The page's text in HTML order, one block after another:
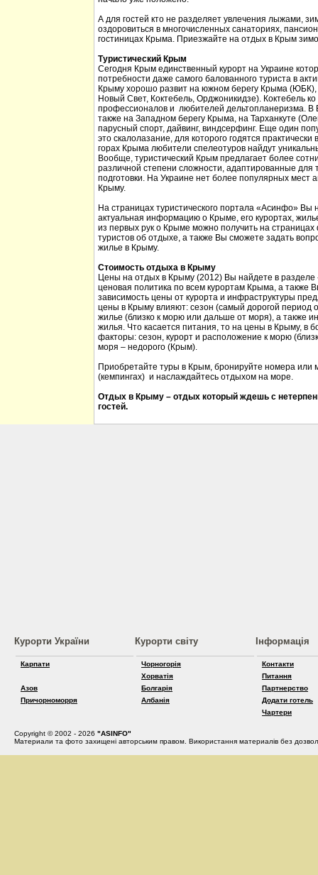
А для гостей кто не разделяет увлечения лыжами,
оздоровиться в многочисленных санаториях,
гостиницах Крыма. Приезжайте на отдых в Крым
Туристический Крым
Сегодня Крым единственный курорт на Украине
потребности даже самого балованного туриста в
Крыму хорошо развит на южном берегу Крыма (ЮБК),
Новый Свет, Коктебель, Орджоникидзе). Коктебель
профессионалов и любителей дельтопланеризма. В
также на Западном берегу Крыма, на Тарханкуте
парусный спорт, дайвинг, виндсерфинг. Еще один
это скалолазание, для которого годятся
горах Крыма любители спелеотуров найдут
Вообще, туристический Крым предлагает более
различной степени сложности, адаптированные для
подготовки. На Украине нет более популярных мест
Крыму.
На страницах туристического портала «Асинфо» Вы
актуальная информацию о Крыме, его курортах,
из первых рук о Крыме можно получить на
туристов об отдыхе, а также Вы сможете задать
жилье в Крыму.
Стоимость отдыха в Крыму
Цены на отдых в Крыму (2012) Вы найдете в разделе
ценовая политика по всем курортам Крыма, а также
зависимость цены от курорта и инфраструктуры
цены в Крыму влияют: сезон (самый дорогой период
жилье (близко к морю или дальше от моря), а также
жилья. Что касается питания, то на цены в Крыму, в
факторы: сезон, курорт и расположение к морю
моря – недорого (Крым).
Приобретайте туры в Крым, бронируйте номера или
(кемпингах) и наслаждайтесь отдыхом на море.
Отдых в Крыму – отдых который ждешь с
гостей.
Курорти України
Карпати
Азов
Причорноморря
Курорти світу
Чорногорія
Хорватія
Болгарія
Албанія
Інформація
Контакти
Питання
Партнерство
Додати готель
Чартери
Copyright © 2002 - 2026 "ASINFO"
Материали та фото захищені авторським правом. Використання материалів без